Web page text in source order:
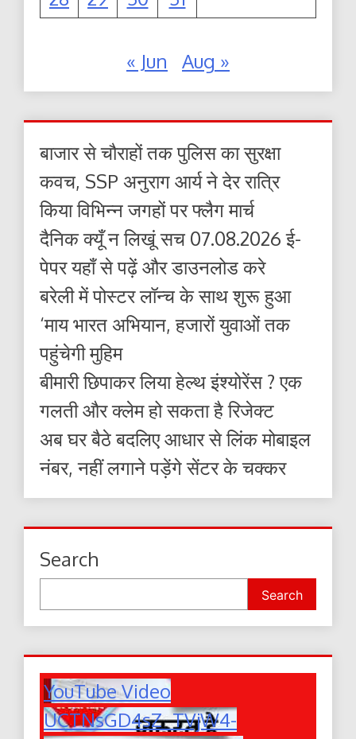
« Jun Aug »
बाजार से चौराहों तक पुलिस का सुरक्षा
कवच, SSP अनुराग आर्य ने देर रात्रि
किया विभिन्न जगहों पर फ्लैग मार्च
दैनिक क्यूँ न लिखूं सच 07.08.2026 ई-
पेपर यहाँ से पढ़ें और डाउनलोड करे
बरेली में पोस्टर लॉन्च के साथ शुरू हुआ
‘माय भारत अभियान, हजारों युवाओं तक
पहुंचेगी मुहिम
बीमारी छिपाकर लिया हेल्थ इंश्योरेंस ? एक
गलती और क्लेम हो सकता है रिजेक्ट
अब घर बैठे बदलिए आधार से लिंक मोबाइल
नंबर, नहीं लगाने पड़ेंगे सेंटर के चक्कर
Search
Search
YouTube Video
UCTNsGD4sZ_TVjW4-